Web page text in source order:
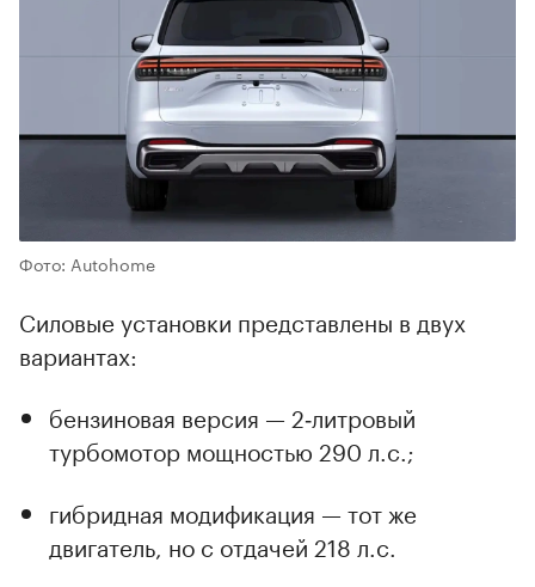
Фото: Autohome
Силовые установки представлены в двух
вариантах:
бензиновая версия — 2‑литровый
турбомотор мощностью 290 л.с.;
гибридная модификация — тот же
двигатель, но с отдачей 218 л.с.